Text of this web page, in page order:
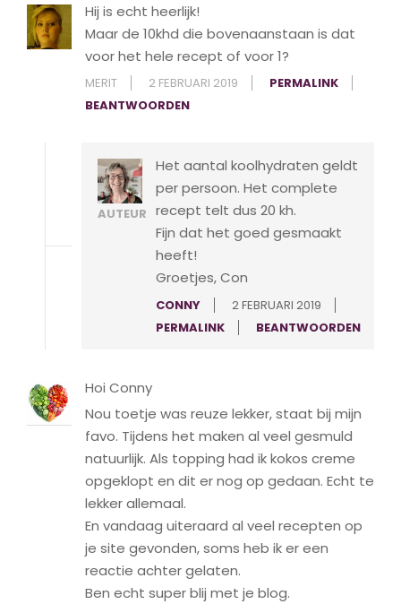
Hij is echt heerlijk!
Maar de 10khd die bovenaanstaan is dat
voor het hele recept of voor 1?
MERIT 2 FEBRUARI 2019
PERMALINK
BEANTWOORDEN
AUTEUR
Het aantal koolhydraten geldt
per persoon. Het complete
recept telt dus 20 kh.
Fijn dat het goed gesmaakt
heeft!
Groetjes, Con
CONNY
2 FEBRUARI 2019
PERMALINK
BEANTWOORDEN
Hoi Conny
Nou toetje was reuze lekker, staat bij mijn
favo. Tijdens het maken al veel gesmuld
natuurlijk. Als topping had ik kokos creme
opgeklopt en dit er nog op gedaan. Echt te
lekker allemaal.
En vandaag uiteraard al veel recepten op
je site gevonden, soms heb ik er een
reactie achter gelaten.
Ben echt super blij met je blog.